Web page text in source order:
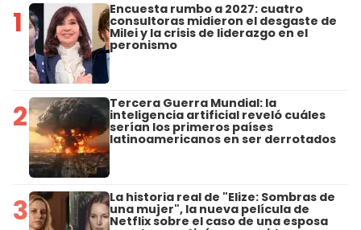
1 Encuesta rumbo a 2027: cuatro
consultoras midieron el desgaste de
Milei y la crisis de liderazgo en el
peronismo
2 Tercera Guerra Mundial: la
inteligencia artificial reveló cuáles
serían los primeros países
latinoamericanos en ser derrotados
3 La historia real de "Elize: Sombras de
una mujer", la nueva película de
Netflix sobre el caso de una esposa